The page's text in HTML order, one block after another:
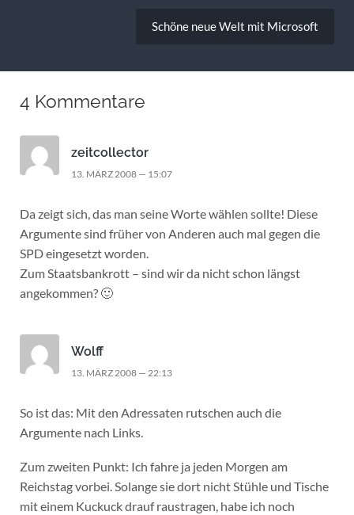
Schöne neue Welt mit Microsoft
4 Kommentare
zeitcollector
13. MÄRZ 2008 — 15:07
Da zeigt sich, das man seine Worte wählen sollte! Diese
Argumente sind früher von Anderen auch mal gegen die
SPD eingesetzt worden.
Zum Staatsbankrott – sind wir da nicht schon längst
angekommen? 🙂
Wolff
13. MÄRZ 2008 — 22:13
So ist das: Mit den Adressaten rutschen auch die
Argumente nach Links.
Zum zweiten Punkt: Ich fahre ja jeden Morgen am
Reichstag vorbei. Solange sie dort nicht Stühle und Tische
mit einem Kuckuck drauf raustragen, habe ich noch